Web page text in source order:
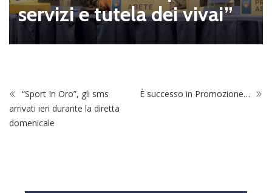
servizi e tutela dei vivai”
“Sport In Oro”, gli sms
arrivati ieri durante la diretta
domenicale
È successo in Promozione…